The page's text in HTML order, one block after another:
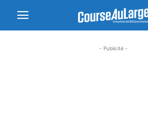
- Publicité -